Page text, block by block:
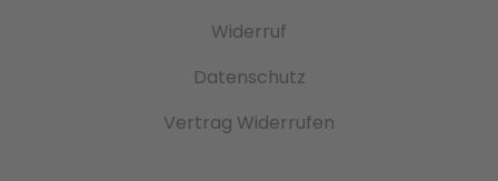
Widerruf
Datenschutz
Vertrag Widerrufen